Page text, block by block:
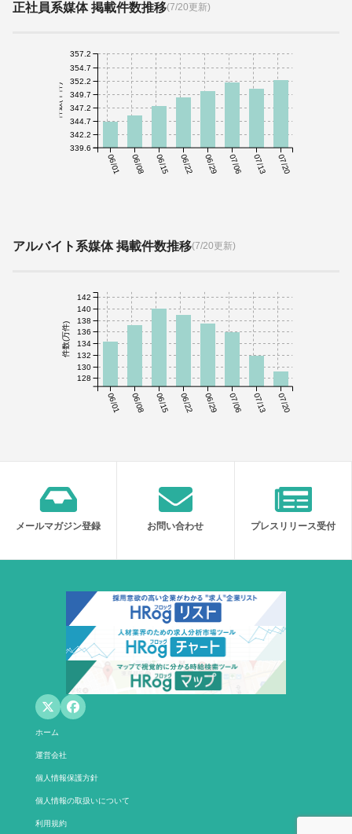
正社員系媒体 掲載件数推移(7/20更新)
06/01 06/08 06/15 06/22 06/29 07/06 07/13 07/20
件数(千件)
339.6
342.2
344.7
347.2
349.7
352.2
354.7
357.2
アルバイト系媒体 掲載件数推移(7/20更新)
06/01 06/08 06/15 06/22 06/29 07/06 07/13 07/20
件数(万件)
128
130
132
134
136
138
140
142
メールマガジン登録 お問い合わせ プレスリリース受付
ホーム
運営会社
個人情報保護方針
個人情報の取扱いについて
利用規約